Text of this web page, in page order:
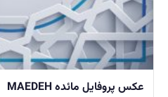
عکس پروفایل مائده MAEDEH